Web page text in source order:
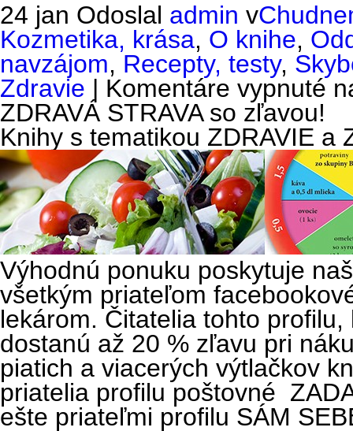
24 jan Odoslal admin v
Kozmetika, krása, O knihe,
navzájom, Recepty, testy,
Zdravie | Komentáre vypnuté
ZDRAVÁ STRAVA so zľavou!
Knihy s tematikou ZDRAVIE a
Výhodnú ponuku poskytuje
všetkým priateľom
lekárom. Čitatelia tohto
dostanú až 20 % zľavu pri
piatich a viacerých výtlačkov
priatelia profilu poštovné
ešte priateľmi profilu SÁM